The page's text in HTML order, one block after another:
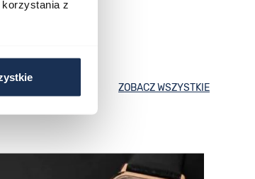
z
ZOBACZ WSZYSTKIE